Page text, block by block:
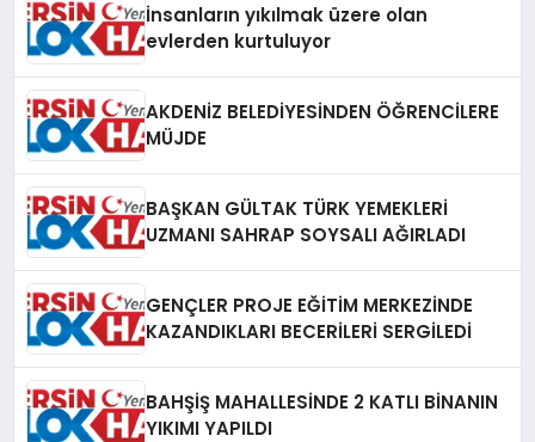
İnsanların yıkılmak üzere olan
evlerden kurtuluyor
AKDENİZ BELEDİYESİNDEN ÖĞRENCİLERE
MÜJDE
BAŞKAN GÜLTAK TÜRK YEMEKLERİ
UZMANI SAHRAP SOYSALI AĞIRLADI
GENÇLER PROJE EĞİTİM MERKEZİNDE
KAZANDIKLARI BECERİLERİ SERGİLEDİ
BAHŞİŞ MAHALLESİNDE 2 KATLI BİNANIN
YIKIMI YAPILDI